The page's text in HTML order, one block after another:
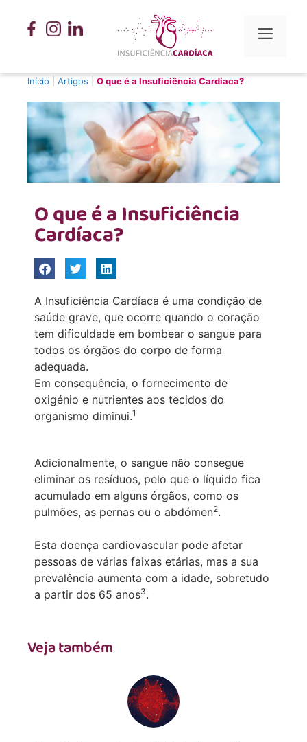
Início Artigos O que é a Insuficiência Cardíaca?
O que é a Insuficiência
Cardíaca?
A Insuficiência Cardíaca é uma condição de
saúde grave, que ocorre quando o coração
tem dificuldade em bombear o sangue para
todos os órgãos do corpo de forma
adequada.
Em consequência, o fornecimento de
oxigénio e nutrientes aos tecidos do
organismo diminui.1
Adicionalmente, o sangue não consegue
eliminar os resíduos, pelo que o líquido fica
acumulado em alguns órgãos, como os
pulmões, as pernas ou o abdómen2.
Esta doença cardiovascular pode afetar
pessoas de várias faixas etárias, mas a sua
prevalência aumenta com a idade, sobretudo
a partir dos 65 anos3.
Veja também